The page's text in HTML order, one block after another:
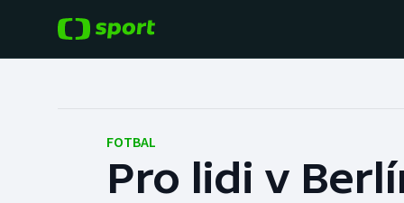
Hokej Baseball a softbal
FOTBAL
Pro lidi v